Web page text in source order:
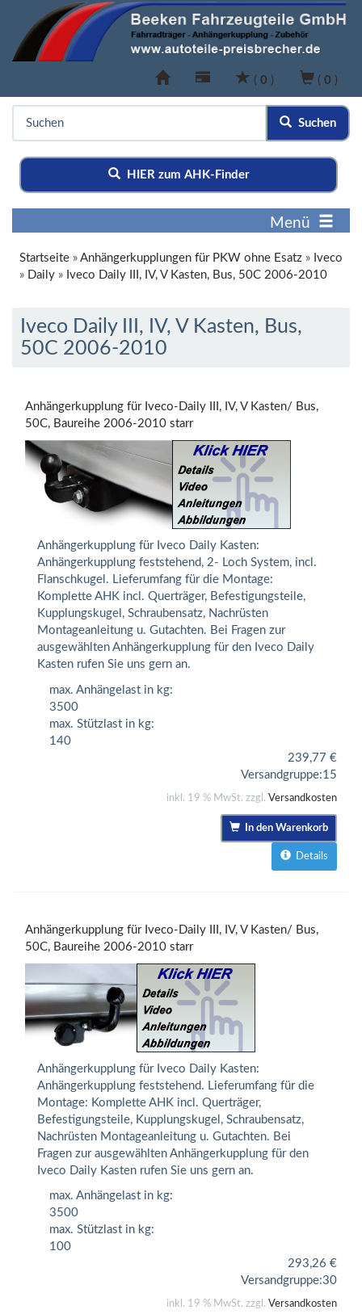
( 0 ) ( 0 )
Suchen
HIER zum AHK-Finder
Menü
Startseite » Anhängerkupplungen für PKW ohne Esatz » Iveco
» Daily » Iveco Daily III, IV, V Kasten, Bus, 50C 2006-2010
Iveco Daily III, IV, V Kasten, Bus,
50C 2006-2010
Anhängerkupplung für Iveco-Daily III, IV, V Kasten/ Bus,
50C, Baureihe 2006-2010 starr
Anhängerkupplung für Iveco Daily Kasten:
Anhängerkupplung feststehend, 2- Loch System, incl.
Flanschkugel. Lieferumfang für die Montage:
Komplette AHK incl. Querträger, Befestigungsteile,
Kupplungskugel, Schraubensatz, Nachrüsten
Montageanleitung u. Gutachten. Bei Fragen zur
ausgewählten Anhängerkupplung für den Iveco Daily
Kasten rufen Sie uns gern an.
max. Anhängelast in kg:
3500
max. Stützlast in kg:
140
239,77 €
Versandgruppe:15
inkl. 19 % MwSt. zzgl. Versandkosten
In den Warenkorb
Details
Anhängerkupplung für Iveco-Daily III, IV, V Kasten/ Bus,
50C, Baureihe 2006-2010 starr
Anhängerkupplung für Iveco Daily Kasten:
Anhängerkupplung feststehend. Lieferumfang für die
Montage: Komplette AHK incl. Querträger,
Befestigungsteile, Kupplungskugel, Schraubensatz,
Nachrüsten Montageanleitung u. Gutachten. Bei
Fragen zur ausgewählten Anhängerkupplung für den
Iveco Daily Kasten rufen Sie uns gern an.
max. Anhängelast in kg:
3500
max. Stützlast in kg:
100
293,26 €
Versandgruppe:30
inkl. 19 % MwSt. zzgl. Versandkosten